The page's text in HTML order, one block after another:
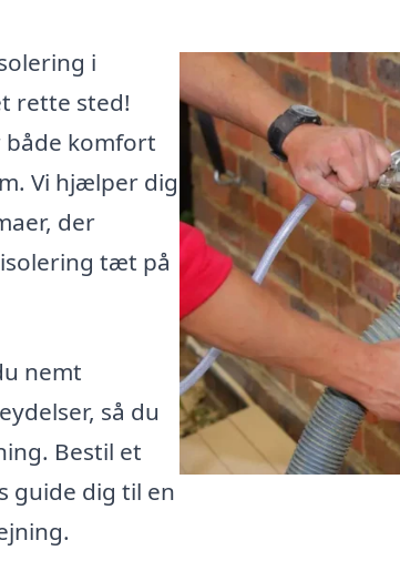
i
rette sted!
både komfort
Vi hjælper dig
der
tæt på
nemt
så du
Bestil et
guide dig til en